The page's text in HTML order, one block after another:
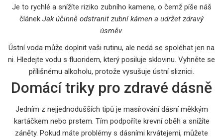
Je to rychlé a snížíte riziko zubního kamene, o čemž píše náš
článek Jak účinně odstranit zubní kámen a udržet zdravý
úsměv.
Ústní voda může doplnit vaši rutinu, ale nedá se spoléhat jen na
ni. Hledejte vodu s fluoridem, který posiluje sklovinu. Vyhněte se
přílišnému alkoholu, protože vysušuje ústní sliznici.
Domácí triky pro zdravé dásně
Jedním z nejjednodušších tipů je masírování dásní měkkým
kartáčkem nebo prstem. Tím podpoříte krevní oběh a snížíte
záněty. Pokud máte problémy s dásními krvátejemi, můžete